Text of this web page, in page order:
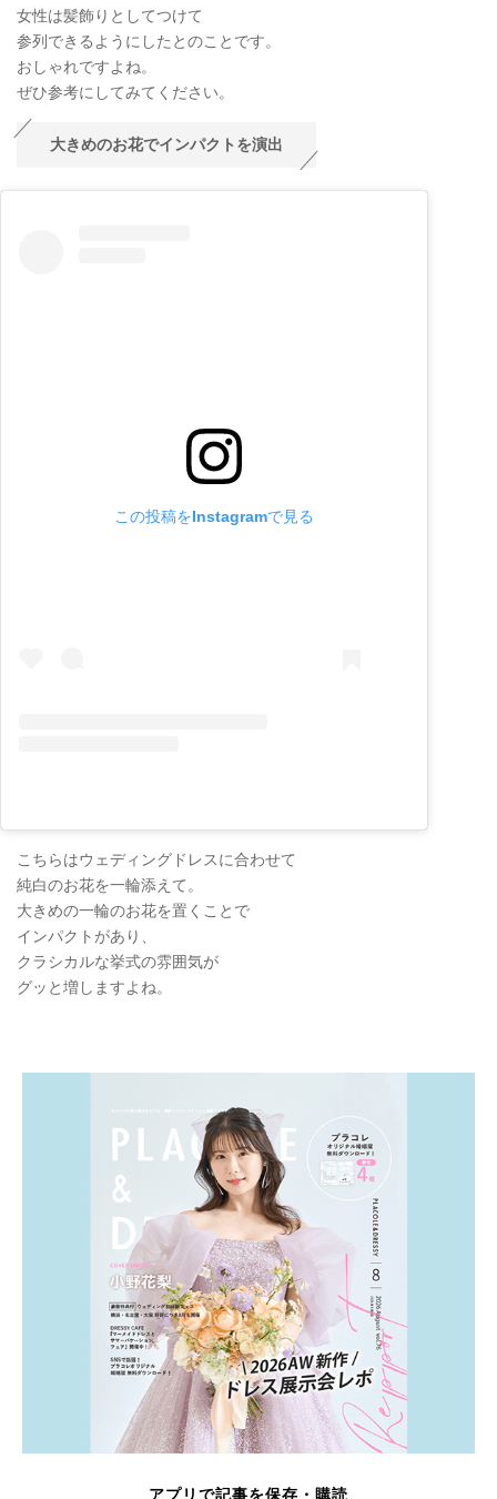
女性は髪飾りとしてつけて
参列できるようにしたとのことです。
おしゃれですよね。
ぜひ参考にしてみてください。
大きめのお花でインパクトを演出
この投稿をInstagramで見る
こちらはウェディングドレスに合わせて
純白のお花を一輪添えて。
大きめの一輪のお花を置くことで
インパクトがあり、
クラシカルな挙式の雰囲気が
グッと増しますよね。
アプリで記事を保存・購読